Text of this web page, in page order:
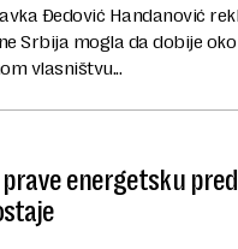
Đedović Handanović
Srbija mogla da dobije
vlasništvu...
energetsku